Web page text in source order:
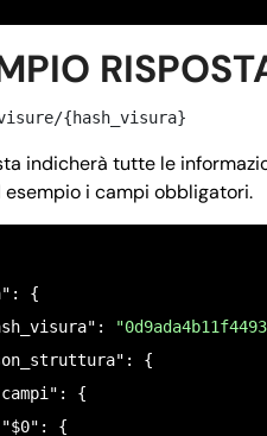
{hash_visura}
indicherà tutte le
esempio i campi obbligatori.
{
{
{
{